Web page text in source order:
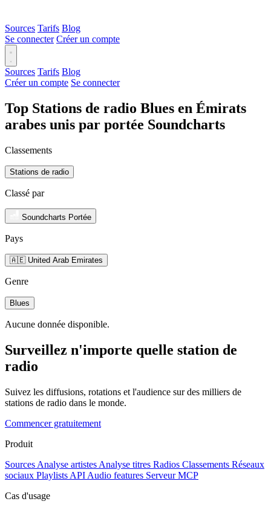
Sources Tarifs Blog
Se connecter Créer un compte
Sources Tarifs Blog
Créer un compte Se connecter
Top Stations de radio Blues en Émirats
arabes unis par portée Soundcharts
Classements
Stations de radio
Classé par
Soundcharts Portée
Pays
🇦🇪 United Arab Emirates
Genre
Blues
Aucune donnée disponible.
Surveillez n'importe quelle station de
radio
Suivez les diffusions, rotations et l'audience sur des milliers de
stations de radio dans le monde.
Commencer gratuitement
Produit
Sources Analyse artistes Analyse titres Radios Classements Réseaux
sociaux Playlists API Audio features Serveur MCP
Cas d'usage